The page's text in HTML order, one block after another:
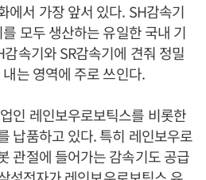
에서 가장 앞서 있다. SH감속기
모두 생산하는 유일한 국내 기
속기와 SR감속기에 견줘 정밀
는 영역에 주로 쓰인다.
인 레인보우로보틱스를 비롯한
납품하고 있다. 특히 레인보우로
관절에 들어가는 감속기도 공급